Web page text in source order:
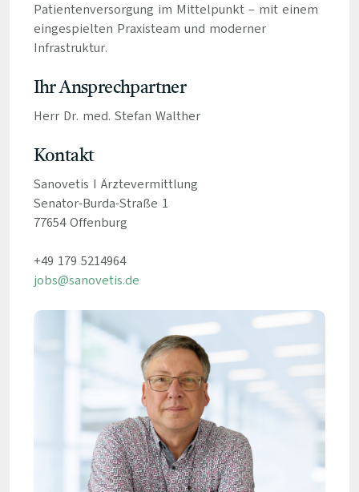
Patientenversorgung im Mittelpunkt – mit einem
eingespielten Praxisteam und moderner
Infrastruktur.
Ihr Ansprechpartner
Herr Dr. med. Stefan Walther
Kontakt
Sanovetis I Ärztevermittlung
Senator-Burda-Straße 1
77654 Offenburg
+49 179 5214964
jobs@sanovetis.de